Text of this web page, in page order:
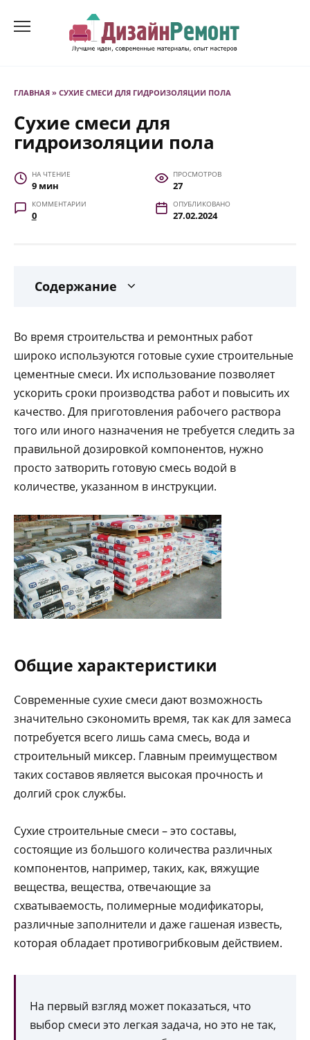
ГЛАВНАЯ » СУХИЕ СМЕСИ ДЛЯ ГИДРОИЗОЛЯЦИИ ПОЛА
Сухие смеси для
гидроизоляции пола
НА ЧТЕНИЕ
9 мин
ПРОСМОТРОВ
27
КОММЕНТАРИИ
0
ОПУБЛИКОВАНО
27.02.2024
Содержание
Во время строительства и ремонтных работ
широко используются готовые сухие строительные
цементные смеси. Их использование позволяет
ускорить сроки производства работ и повысить их
качество. Для приготовления рабочего раствора
того или иного назначения не требуется следить за
правильной дозировкой компонентов, нужно
просто затворить готовую смесь водой в
количестве, указанном в инструкции.
Общие характеристики
Современные сухие смеси дают возможность
значительно сэкономить время, так как для замеса
потребуется всего лишь сама смесь, вода и
строительный миксер. Главным преимуществом
таких составов является высокая прочность и
долгий срок службы.
Сухие строительные смеси – это составы,
состоящие из большого количества различных
компонентов, например, таких, как, вяжущие
вещества, вещества, отвечающие за
схватываемость, полимерные модификаторы,
различные заполнители и даже гашеная известь,
которая обладает противогрибковым действием.
На первый взгляд может показаться, что
выбор смеси это легкая задача, но это не так,